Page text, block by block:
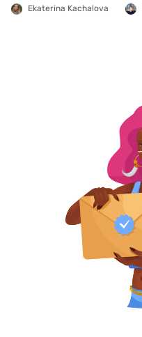
Ekaterina Kachalova